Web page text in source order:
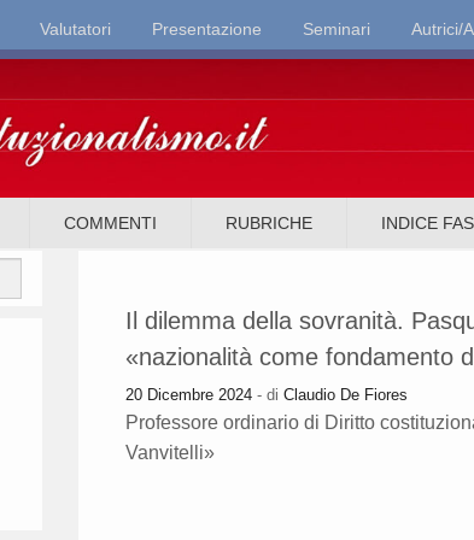
Valutatori Presentazione Seminari Autrici/
COMMENTI RUBRICHE INDICE
Il dilemma della sovranità.
«nazionalità come fondamento
20 Dicembre 2024 - di Claudio De Fiores
Professore ordinario di Diritto
Vanvitelli»